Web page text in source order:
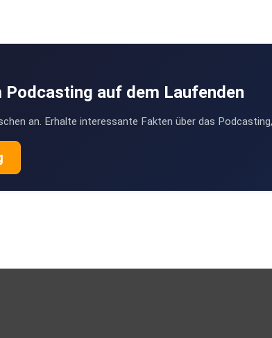
Podcasting auf dem Laufenden
an. Erhalte interessante Fakten über das